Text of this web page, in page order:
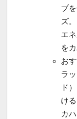
ブ
ズ
エ
を
お
ラ
ド
け
カ